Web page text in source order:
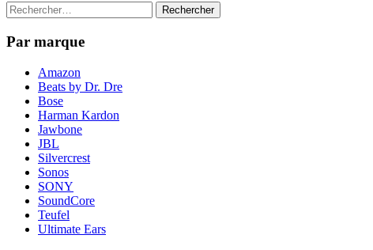
Rechercher :
Par marque
Amazon
Beats by Dr. Dre
Bose
Harman Kardon
Jawbone
JBL
Silvercrest
Sonos
SONY
SoundCore
Teufel
Ultimate Ears